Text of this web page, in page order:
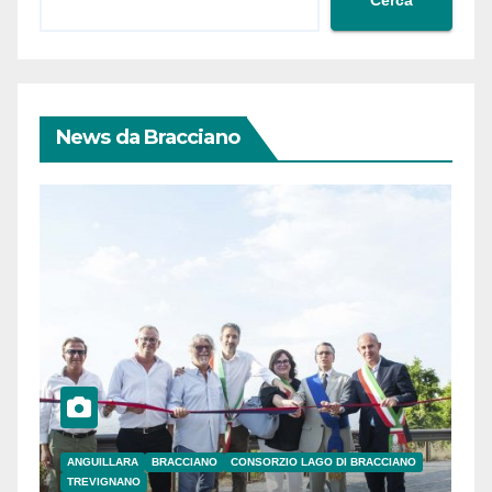
News da Bracciano
ANGUILLARA BRACCIANO
CONSORZIO LAGO DI BRACCIANO
TREVIGNANO